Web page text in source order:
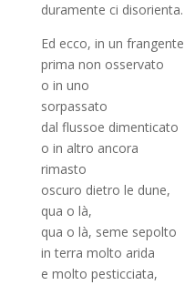
duramente ci disorienta.
Ed ecco, in un frangente
prima non osservato
o in uno
sorpassato
dal flussoe dimenticato
o in altro ancora
rimasto
oscuro dietro le dune,
qua o là,
qua o là, seme sepolto
in terra molto arida
e molto pesticciata,